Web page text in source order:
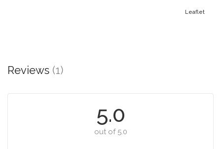
Leaflet
Reviews (1)
5.0
out of 5.0